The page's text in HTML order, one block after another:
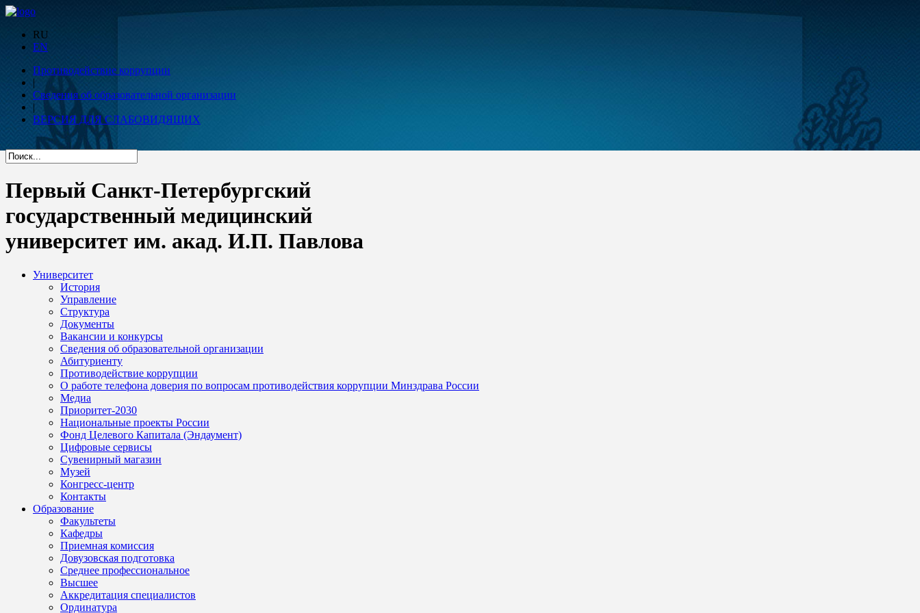
RU
EN
Противодействие коррупции
|
Сведения об образовательной организации
|
ВЕРСИЯ ДЛЯ СЛАБОВИДЯЩИХ
Первый Санкт-Петербургский
государственный медицинский
университет им. акад. И.П. Павлова
Университет
История
Управление
Структура
Документы
Вакансии и конкурсы
Сведения об образовательной организации
Абитуриенту
Противодействие коррупции
О работе телефона доверия по вопросам противодействия коррупции Минздрава России
Медиа
Приоритет-2030
Национальные проекты России
Фонд Целевого Капитала (Эндаумент)
Цифровые сервисы
Сувенирный магазин
Музей
Конгресс-центр
Контакты
Образование
Факультеты
Кафедры
Приемная комиссия
Довузовская подготовка
Среднее профессиональное
Высшее
Аккредитация специалистов
Ординатура